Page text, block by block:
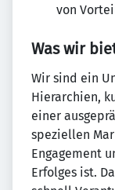
von
Was wir
Wir sind ein
Hierarchien,
einer
speziellen
Engagement
Erfolges ist.